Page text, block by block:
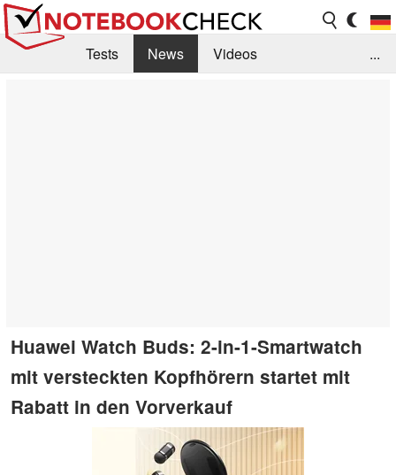
Tests News
Videos
...
Huawei Watch Buds: 2-in-1-Smartwatch
mit versteckten Kopfhörern startet mit
Rabatt in den Vorverkauf